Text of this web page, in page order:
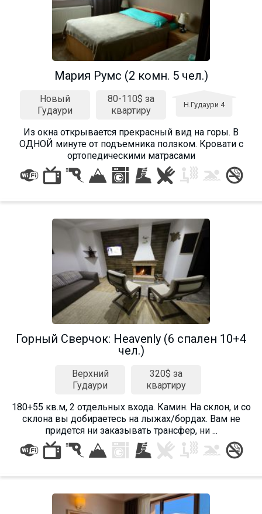
Мария Румс (2 комн. 5 чел.)
Новый
Гудаури
80-110$ за
квартиру
Н.Гудаури 4
Из окна открывается прекрасный вид на горы. В
ОДНОЙ минуте от подъемника ползком. Кровати с
ортопедическими матрасами
Горный Сверчок: Heavenly (6 спален 10+4
чел.)
Верхний
Гудаури
320$ за
квартиру
180+55 кв.м, 2 отдельных входа. Камин. На склон, и со
склона вы добираетесь на лыжах/бордах. Вам не
придется ни заказывать трансфер, ни ...